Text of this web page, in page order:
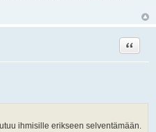
Lainaa
ihmisille erikseen selventämään.